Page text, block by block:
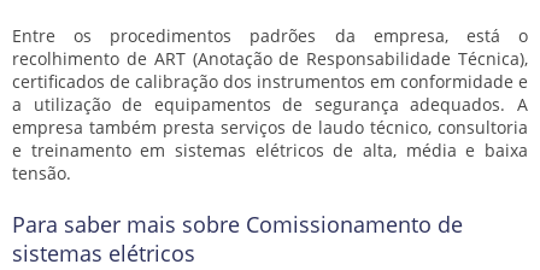
Entre os procedimentos padrões da empresa, está o
recolhimento de ART (Anotação de Responsabilidade Técnica),
certificados de calibração dos instrumentos em conformidade e
a utilização de equipamentos de segurança adequados. A
empresa também presta serviços de laudo técnico, consultoria
e treinamento em sistemas elétricos de alta, média e baixa
tensão.
Para saber mais sobre Comissionamento de
sistemas elétricos